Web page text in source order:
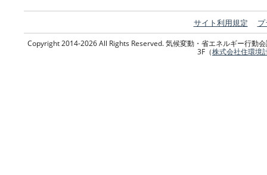
サイト利用規定
Copyright 2014-2026 All Rights Reserved. 気候変動・省エネルギー行動
3F（株式会社住環境